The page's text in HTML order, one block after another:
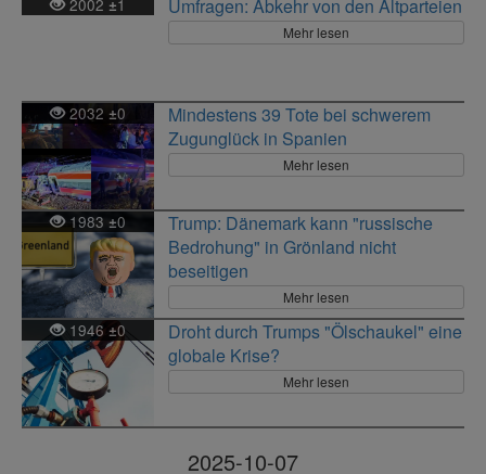
± Umfragen: Abkehr von den Altparteien
Mehr lesen
2032 ±0
Mindestens 39 Tote bei schwerem
Zugunglück in Spanien
Mehr lesen
1983±0
Trump: Dänemark kann "russische
Bedrohung" in Grönland nicht
beseitigen
Mehr lesen
1946 ±0
Droht durch Trumps "Ölschaukel" eine
globale Krise?
Mehr lesen
2025-10-07